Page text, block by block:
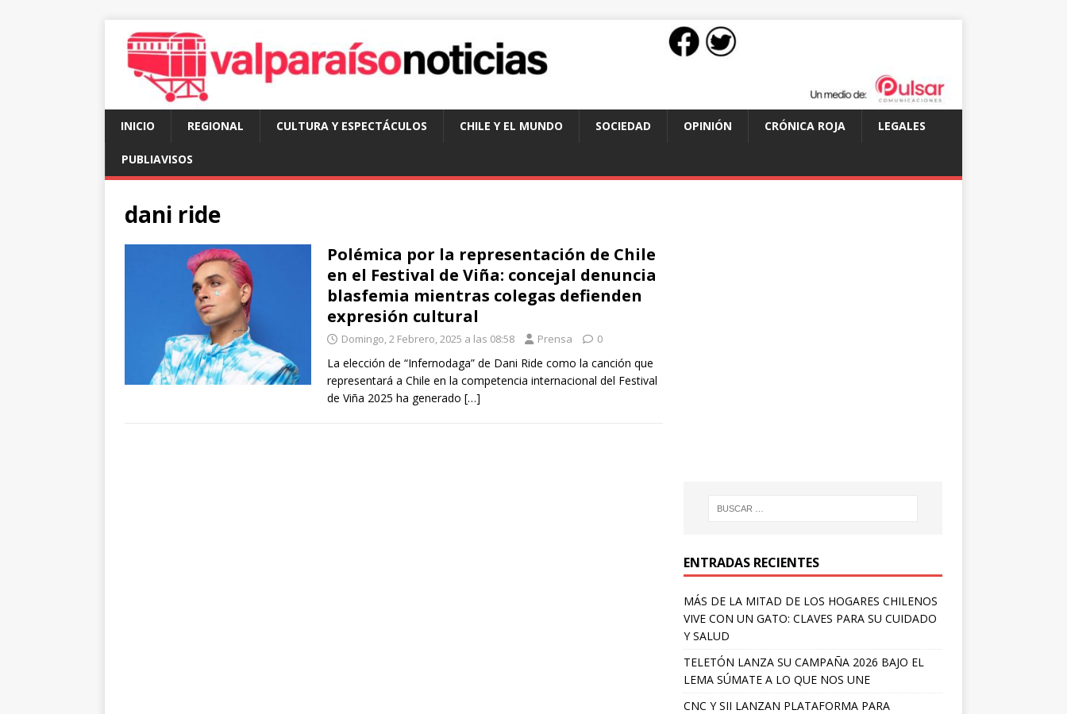
INICIO REGIONAL CULTURA Y ESPECTÁCULOS CHILE Y EL MUNDO SOCIEDAD OPINIÓN CRÓNICA ROJA LEGALES
PUBLIAVISOS
dani ride
Polémica por la representación de Chile
en el Festival de Viña: concejal denuncia
blasfemia mientras colegas defienden
expresión cultural
Domingo, 2 Febrero, 2025 a las 08:58 Prensa 0
La elección de “Infernodaga” de Dani Ride como la canción que
representará a Chile en la competencia internacional del Festival
de Viña 2025 ha generado […]
ENTRADAS RECIENTES
MÁS DE LA MITAD DE LOS HOGARES CHILENOS
VIVE CON UN GATO: CLAVES PARA SU CUIDADO
Y SALUD
TELETÓN LANZA SU CAMPAÑA 2026 BAJO EL
LEMA SÚMATE A LO QUE NOS UNE
CNC Y SII LANZAN PLATAFORMA PARA